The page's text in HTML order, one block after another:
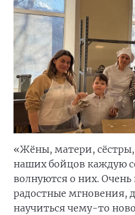
«Жёны, матери,
наших бойцов каждую
волнуются о них.
радостные мгновения,
научиться чему-то